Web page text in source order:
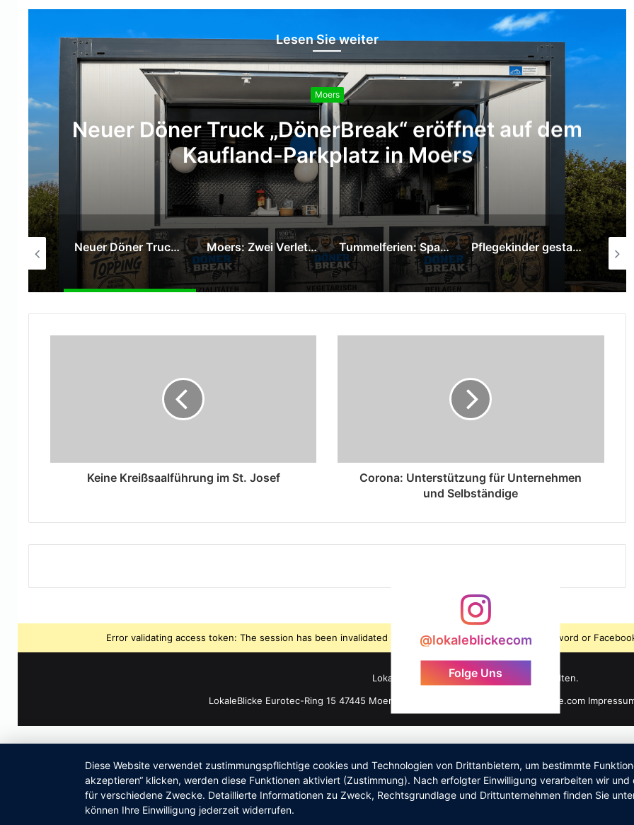
Lesen Sie weiter
eröffnet auf dem
Moers
Moers: Zwei Verletzte bei
Venloer Straße
Neuer Döner Truck „DönerBreak“ eröffnet auf dem Kaufland-Parkplatz in Moers Moers: Zwei Verletzte bei Verkehrsunfall auf der Venloer Straße Tummelferien: Sparkasse am Niederrhein überreicht 1.000-Euro-Spende Pflegekinder gestalten mit Graffiti-Kunst neue Räume im Pflegekinderdienst SPD Moers ehrt langjährige Mitglieder
Keine Kreißsaalführung im St. Josef
Corona: Unterstützung für Unternehmen
und Selbständige
@lokaleblickecom
Folge Uns
Error validating access token: The session has been invalidated because the user changed their password or
LokaleBlicke ©2026 - Alle Rechte vorbehalten.
LokaleBlicke Eurotec-Ring 15 47445 Moers +49 176 61 101 464 info@lokaleblicke.com
Diese Website verwendet zustimmungspflichtige cookies und Technologien von Drittanbietern, um bestimmte
akzeptieren“ klicken, werden diese Funktionen aktiviert (Zustimmung). Nach erfolgter Einwilligung verarbeiten wir
für verschiedene Zwecke. Detaillierte Informationen zu Zweck, Rechtsgrundlage und Drittunternehmen finden Sie
können Ihre Einwilligung jederzeit widerrufen.